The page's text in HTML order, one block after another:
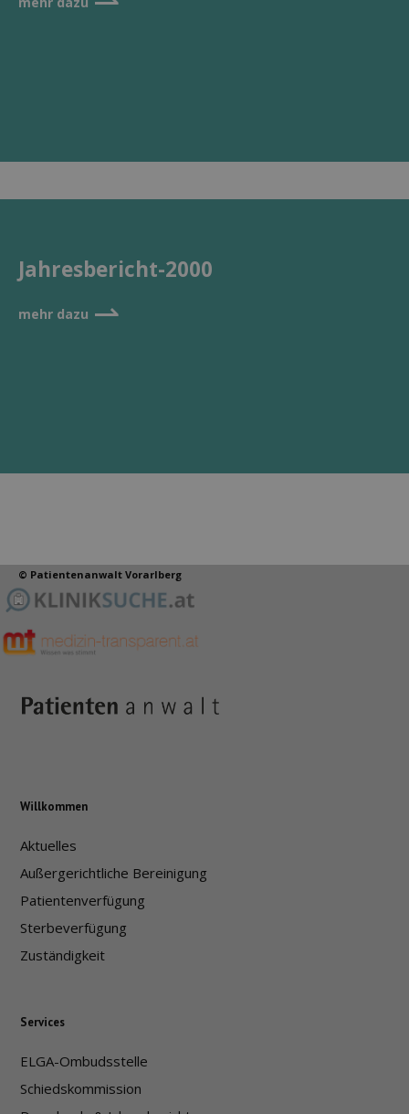
Jahresbericht-2000
⇀
mehr dazu
Willkommen
Aktuelles
Außergerichtliche Bereinigung
Patientenverfügung
Sterbeverfügung
Zuständigkeit
Services
ELGA-Ombudsstelle
Schiedskommission
© Patientenanwalt Vorarlberg